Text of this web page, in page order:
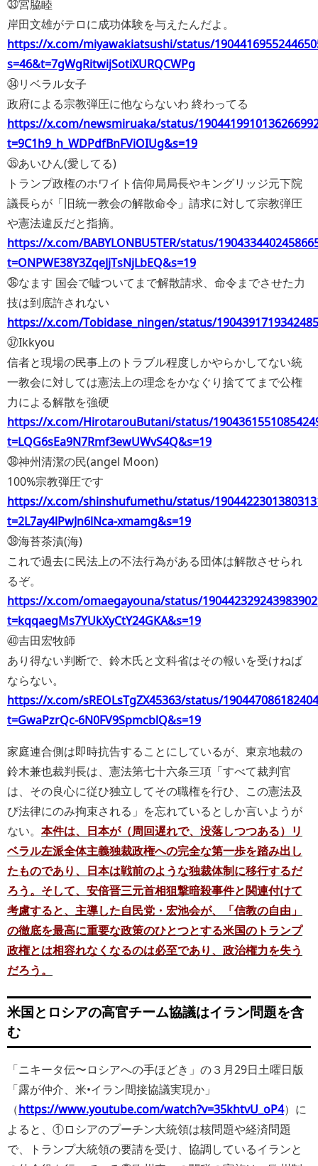
㉝宮脇睦
岸田文雄がテロに成功体験を与えたんだよ。
https://x.com/miyawakiatsushi/status/
s=46&t=7gWgRitwijSotiXURQCWPg
㉞リベラル女子
政府による宗教弾圧に他ならないわ 終わってる
https://x.com/newsmiruaka/status/
t=9C1h9_h_WDPdfBnFViOIUg&s=19
㉟あいひん(愛してる)
トランプ政権のホワイト信仰局局長やキングリッジ元下院
議長らが「旧統一教会の解散命令」請求に対して宗教弾圧
や憲法違反だと指摘。
https://x.com/BABYLONBU5TER/status/
t=ONPWE38Y3ZqeJjTsNjLbEQ&s=19
㊱なます 国会で嘘ついてまで解散請求、命令までさせた力
技は到底許されない
https://x.com/Tobidase_ningen/status/
㊲Ikkyou
信者と現場の民事上のトラブル程度しかやらかしてない統
一教会に対しては憲法上の理念をかなぐり捨ててまで公権
力による解散を強硬
https://x.com/HirotarouButani/status/
t=LQG6sEa9N7Rmf3ewUWvS4Q&s=19
㊳神州清潔の民(angel Moon)
100%宗教弾圧です
https://x.com/shinshufumethu/status/
t=2L7ay4lPwJn6lNca-xmamg&s=19
㊴海苔茶漬(海)
これで過去に民法上の不法行為がある団体は解散させられ
るぞ。
https://x.com/omaegayouna/status/
t=kqqaegMs7YUkXyCtY24GKA&s=19
㊵吉田宏牧師
あり得ない判断で、鈴木氏と文科省はその報いを受けねば
ならない。
https://x.com/sREOLsTgZX45363/status/
t=GwaPzrQc-6N0FV9SpmcblQ&s=19
家庭連合側は即時抗告することにしているが、東京地裁の
鈴木兼也裁判長は、憲法第七十六条三項「すべて裁判官
は、その良心に従ひ独立してその職権を行ひ、この憲法及
び法律にのみ拘束される」を忘れているとしか言いようが
ない。 本件は、日本が（周回遅れで、没落しつつある）リ
ベラル左派全体主義独裁政権への完全な第一歩を踏み出し
たものであり、日本は戦前のような独裁体制に移行するだ
ろう。そして、安倍晋三元首相狙撃暗殺事件と関連付けて
考慮すると、主導した自民党・宏池会が、「信教の自由」
の徹底を最高に重要な政策のひとつとする米国のトランプ
政権とは相容れなくなるのは必至であり、政治権力を失う
だろう。
米国とロシアの高官チーム協議はイラン問題を含
む
「ニキータ伝〜ロシアへの手ほどき」の３月29日土曜日版
「露が仲介、米•イラン間接協議実現か」
（https://www.youtube.com/watch?v=35khtvU_oP4）に
よると、①ロシアのプーチン大統領は核問題や経済問題
で、トランプ大統領の要請を受け、協調しているイランと